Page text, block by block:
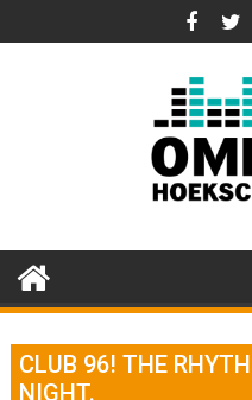
naar
CLUB 96! THE
NIGHT.